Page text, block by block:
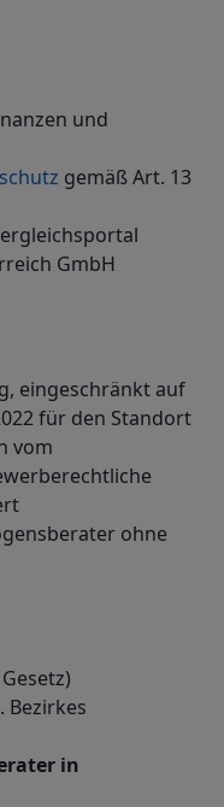
und
gemäß Art. 13
GmbH
eingeschränkt auf
für den Standort
vom
ohne
Bezirkes
in